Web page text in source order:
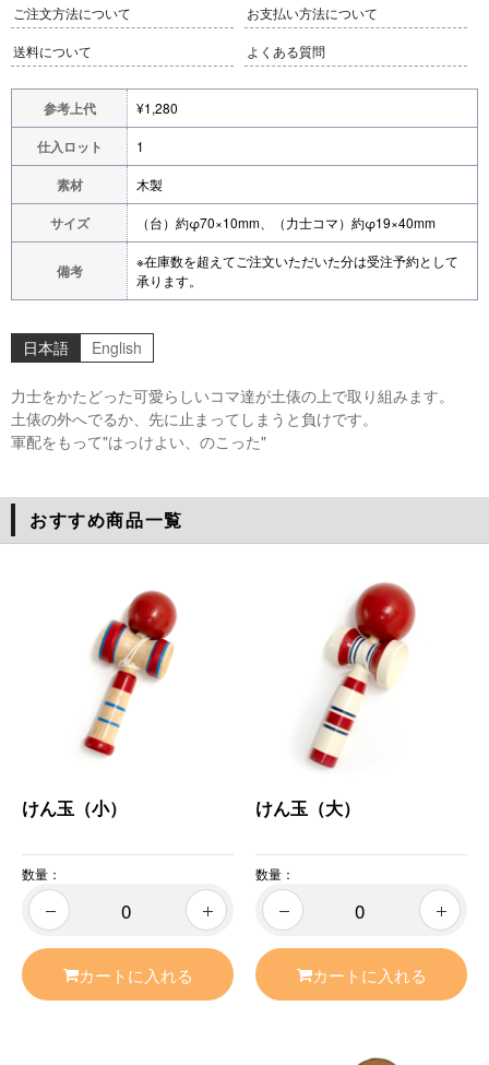
ご注文方法について お支払い方法について
送料について よくある質問
参考上代 ¥1,280
仕入ロット 1
素材 木製
サイズ （台）約φ70×10mm、（力士コマ）約φ19×40mm
備考
※在庫数を超えてご注文いただいた分は受注予約として
承ります。
日本語 English
力士をかたどった可愛らしいコマ達が土俵の上で取り組みます。
土俵の外へでるか、先に止まってしまうと負けです。
軍配をもって"はっけよい、のこった"
おすすめ商品一覧
けん玉（小）
数量：
カートに入れる
けん玉（大）
数量：
カートに入れる